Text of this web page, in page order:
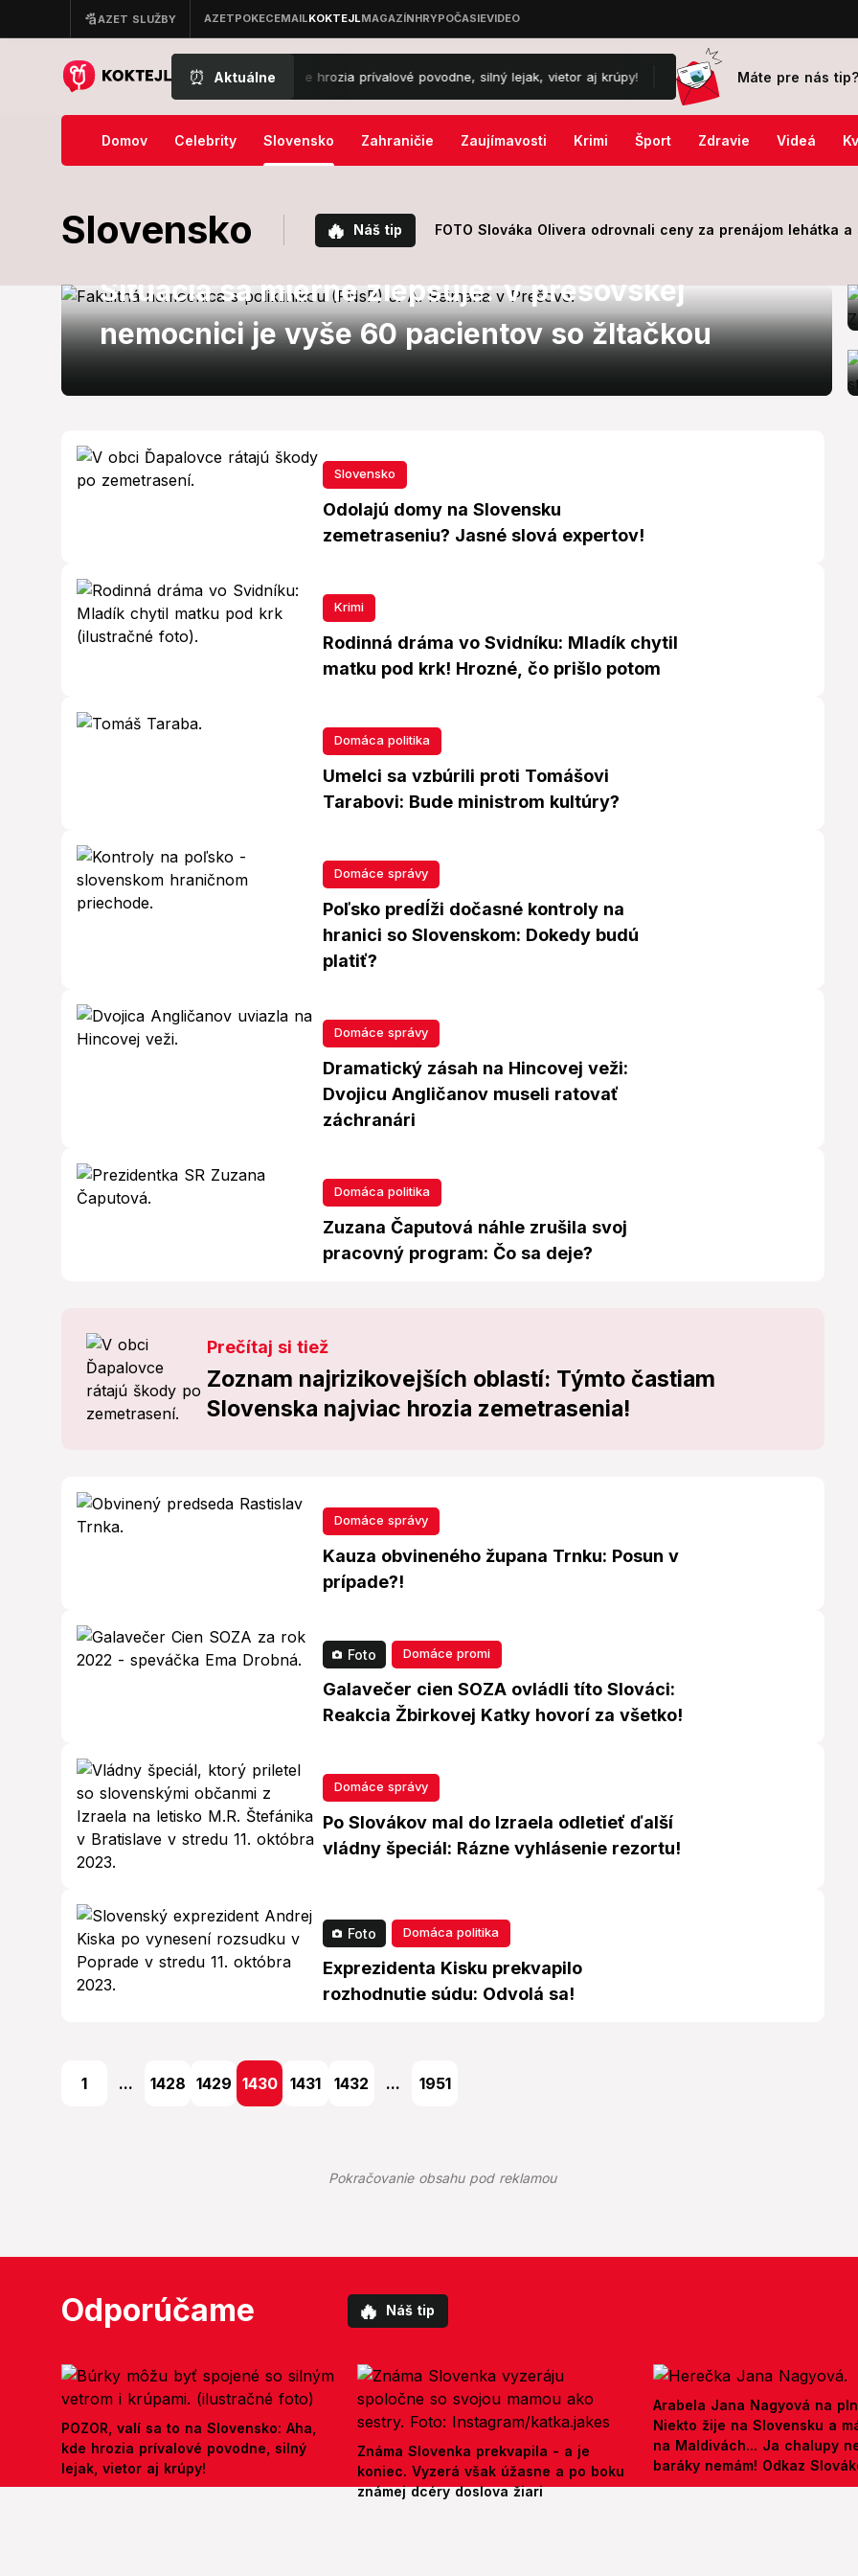
⏰ Aktuálne
POZOR, valí sa to na Slovensko: Aha, kde hrozia prívalové povodne, silný lejak, vietor aj krúpy! Temné proroctvo čínskehoMáte pre nás tip?
Domov Celebrity Slovensko Zahraničie Zaujímavosti Krimi Šport Zdravie Videá
Slovensko 🔥 Náš tip FOTO Slováka Olivera odrovnali ceny za prenájom lehátka
Slovensko
Situácia sa mierne zlepšuje: V prešovskej
nemocnici je vyše 60 pacientov so žltačkou
Slovensko
Odolajú domy na Slovensku
zemetraseniu? Jasné slová expertov!
Krimi
Rodinná dráma vo Svidníku: Mladík chytil
matku pod krk! Hrozné, čo prišlo potom
Domáca politika
Umelci sa vzbúrili proti Tomášovi
Tarabovi: Bude ministrom kultúry?
Domáce správy
Poľsko predĺži dočasné kontroly na
hranici so Slovenskom: Dokedy budú
platiť?
Domáce správy
Dramatický zásah na Hincovej veži:
Dvojicu Angličanov museli ratovať
záchranári
Domáca politika
Zuzana Čaputová náhle zrušila svoj
pracovný program: Čo sa deje?
Prečítaj si tiež
Zoznam najrizikovejších oblastí: Týmto častiam
Slovenska najviac hrozia zemetrasenia!
Domáce správy
Kauza obvineného župana Trnku: Posun v
prípade?!
Foto Domáce promi
Galavečer cien SOZA ovládli títo Slováci:
Reakcia Žbirkovej Katky hovorí za všetko!
Domáce správy
Po Slovákov mal do Izraela odletieť ďalší
vládny špeciál: Rázne vyhlásenie rezortu!
Foto Domáca politika
Exprezidenta Kisku prekvapilo
rozhodnutie súdu: Odvolá sa!
1 ... 1428 1429 1430 1431 1432 ... 1951
Pokračovanie obsahu pod reklamou
Odporúčame 🔥 Náš tip
POZOR, valí sa to na Slovensko: Aha,
kde hrozia prívalové povodne, silný
lejak, vietor aj krúpy!
Známa Slovenka prekvapila - a je
koniec. Vyzerá však úžasne a po boku
známej dcéry doslova žiari
Arabela Jana Nagyová na
Niekto žije na Slovensku a
na Maldivách... Ja chalupy
baráky nemám! Odkaz